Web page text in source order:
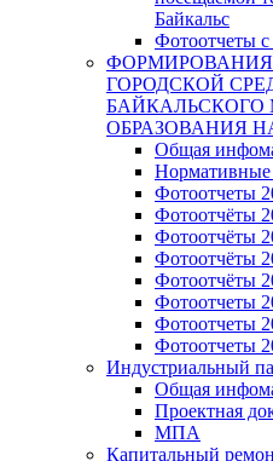
Байкальс
Фотоотчеты с
ГОРОДСКОЙ
ОБРАЗОВАНИЯ
Общая
Фотоотчеты
Фотоотчёты
Фотоотчёты
Фотоотчёты
Фотоотчёты
Фотоотчеты
Фотоотчеты
Фотоотчеты
Индустриальный
Общая
Проектная
МПА
Капитальный